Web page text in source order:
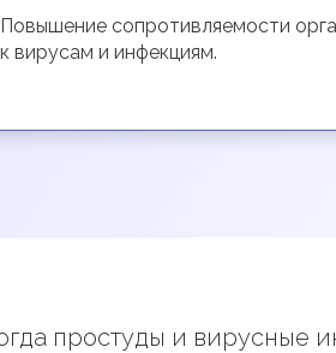
Повышение сопротивляемости
к вирусам и инфекциям.
простуды и вирусные